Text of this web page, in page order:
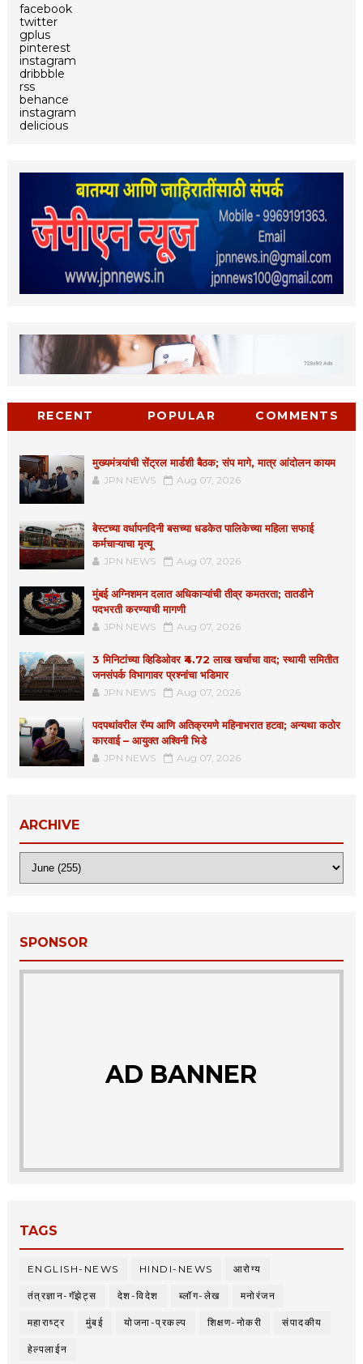
facebook
twitter
gplus
pinterest
instagram
dribbble
rss
behance
instagram
delicious
RECENT POPULAR COMMENTS
मुख्यमंत्र्यांची सेंट्रल मार्डशी बैठक; संप मागे, मात्र आंदोलन कायम
JPN NEWS Aug 07, 2026
बेस्टच्या वर्धापनदिनी बसच्या धडकेत पालिकेच्या महिला सफाई
कर्मचाऱ्याचा मृत्यू
JPN NEWS Aug 07, 2026
मुंबई अग्निशमन दलात अधिकाऱ्यांची तीव्र कमतरता; तातडीने
पदभरती करण्याची मागणी
JPN NEWS Aug 07, 2026
3 मिनिटांच्या व्हिडिओवर ₹4.72 लाख खर्चाचा वाद; स्थायी समितीत
जनसंपर्क विभागावर प्रश्नांचा भडिमार
JPN NEWS Aug 07, 2026
पदपथांवरील रॅम्प आणि अतिक्रमणे महिनाभरात हटवा; अन्यथा कठोर
कारवाई – आयुक्त अश्विनी भिडे
JPN NEWS Aug 07, 2026
ARCHIVE
SPONSOR
AD BANNER
TAGS
ENGLISH-NEWS HINDI-NEWS आरोग्य
तंत्रज्ञान-गॅझेट्स देश-विदेश ब्लॉग-लेख मनोरंजन
महाराष्ट्र मुंबई योजना-प्रकल्प शिक्षण-नोकरी संपादकीय
हेल्पलाईन